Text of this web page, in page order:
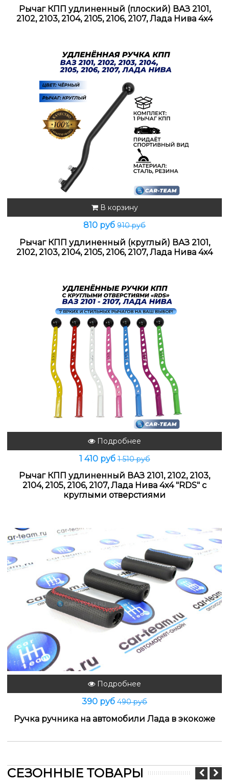
Рычаг КПП удлиненный (плоский) ВАЗ 2101,
2102, 2103, 2104, 2105, 2106, 2107, Лада Нива 4х4
В корзину
810 руб 910 руб
Рычаг КПП удлиненный (круглый) ВАЗ 2101,
2102, 2103, 2104, 2105, 2106, 2107, Лада Нива 4х4
Подробнее
1 410 руб1 510 руб
Рычаг КПП удлиненный ВАЗ 2101, 2102, 2103,
2104, 2105, 2106, 2107, Лада Нива 4х4 "RDS" с
круглыми отверстиями
Подробнее
390 руб 490 руб
Ручка ручника на автомобили Лада в экокоже
СЕЗОННЫЕ ТОВАРЫ